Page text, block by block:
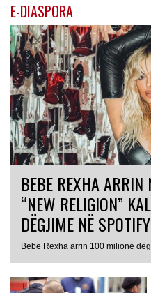
E-DIASPORA
BEBE REXHA ARRIN
“NEW RELIGION”
DËGJIME NË SPOTIFY
Bebe Rexha arrin 100 milionë